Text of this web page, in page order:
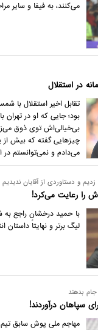
می‌کنند، به فیفا و سایر
در استقلال
تقابل اخیر استقلال با
بود؛ جایی که او در
بی‌خیالی‌اش توی ذوق
چیزهایی گفته که بیش از
می‌دادم و نمی‎‌توانستم در این شرایط با استقلال ادامه بدهم!»
و دستاوردی از آقایان ندیدیم
را رعایت می‌کرد!
با حمید درخشان راجع به
لیگ برتر و نهایتاً داستان
بدهند
سپاهان درآوردند!
مهاجم ملی پوش سابق تیم